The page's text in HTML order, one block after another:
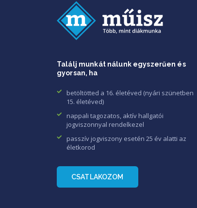
Találj munkát nálunk egyszerűen és
gyorsan, ha
betöltötted a 16. életéved (nyári szünetben
15. életéved)
nappali tagozatos, aktív hallgatói
jogviszonnyal rendelkezel
passzív jogviszony esetén 25 év alatti az
életkorod
CSATLAKOZOM